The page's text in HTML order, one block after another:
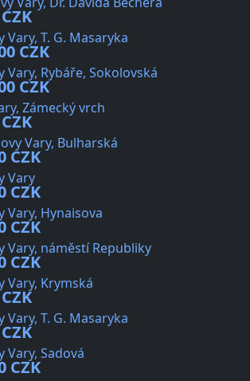
Vary, T. G. Masaryka
CZK
Vary, Rybáře, Sokolovská
CZK
Zámecký vrch
Vary, Bulharská
CZK
Vary
CZK
Vary, Hynaisova
CZK
Vary, náměstí Republiky
CZK
Vary, Krymská
Vary, T. G. Masaryka
Vary, Sadová
CZK